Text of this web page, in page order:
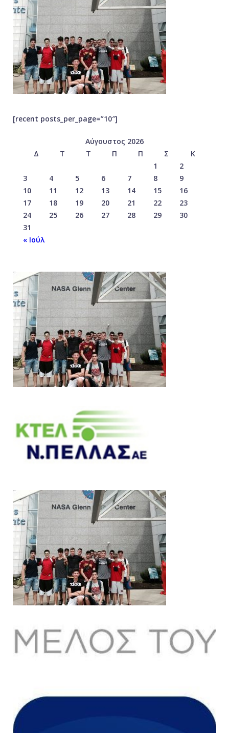
[recent posts_per_page=”10″]
Αύγουστος 2026
Δ
Τ Τ Π Π Σ
Κ
1
2
3
4 5 6 7 8
9
10
11 12 13 14 15
16
17
18 19 20 21 22
23
24
25 26 27 28 29
30
31
« Ιούλ